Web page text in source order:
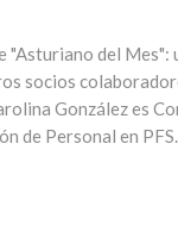
"Asturiano del Mes":
socios
González es
de Personal en